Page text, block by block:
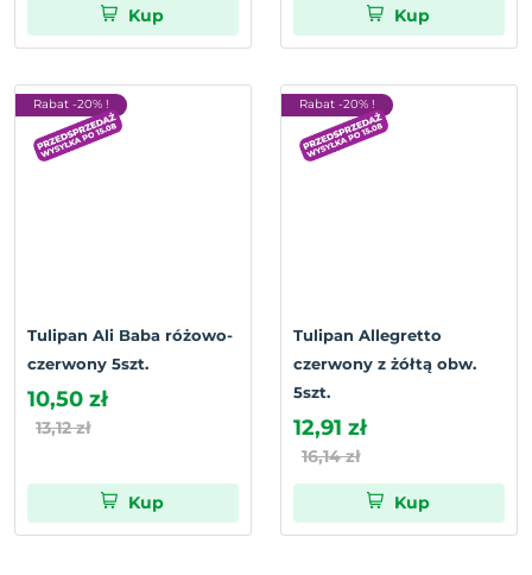
Kup Kup
Rabat -20% !
Tulipan Ali Baba różowo-
czerwony 5szt.
10,50 zł
13,12 zł
Kup
Rabat -20% !
Tulipan Allegretto
czerwony z żółtą obw.
5szt.
12,91 zł
16,14 zł
Kup